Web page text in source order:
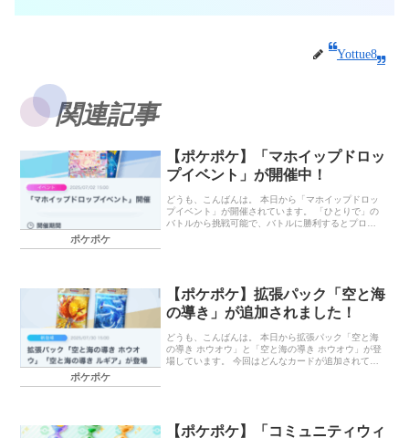
Yottue8
関連記事
ポケポケ
【ポケポケ】「マホイップドロッ
プイベント」が開催中！
どうも、こんばんは。 本日から「マホイップドロッ
プイベント」が開催されています。 「ひとりで」の
バトルから挑戦可能で、バトルに勝利するとプロモ
イベント期間 2025年7月2日（水）15：00～7月12
日（土）14：59 ゲットできるプロモカード マホイ
ップ サンダース バニプッチ ハクリュー タブンネ 終
…
ポケポケ
【ポケポケ】拡張パック「空と海
の導き」が追加されました！
どうも、こんばんは。 本日から拡張パック「空と海
の導き ホウオウ」と「空と海の導き ホウオウ」が登
場しています。 今回はどんなカードが追加されてい
ロバットex」をゲットすることができました。 個人
【ポケポケ】「コミュニティウィ